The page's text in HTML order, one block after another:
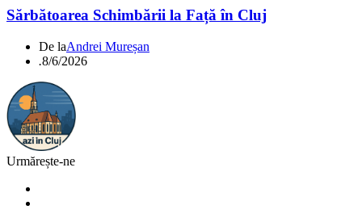
Sărbătoarea Schimbării la Față în Cluj
De laAndrei Mureșan
.8/6/2026
Urmărește-ne